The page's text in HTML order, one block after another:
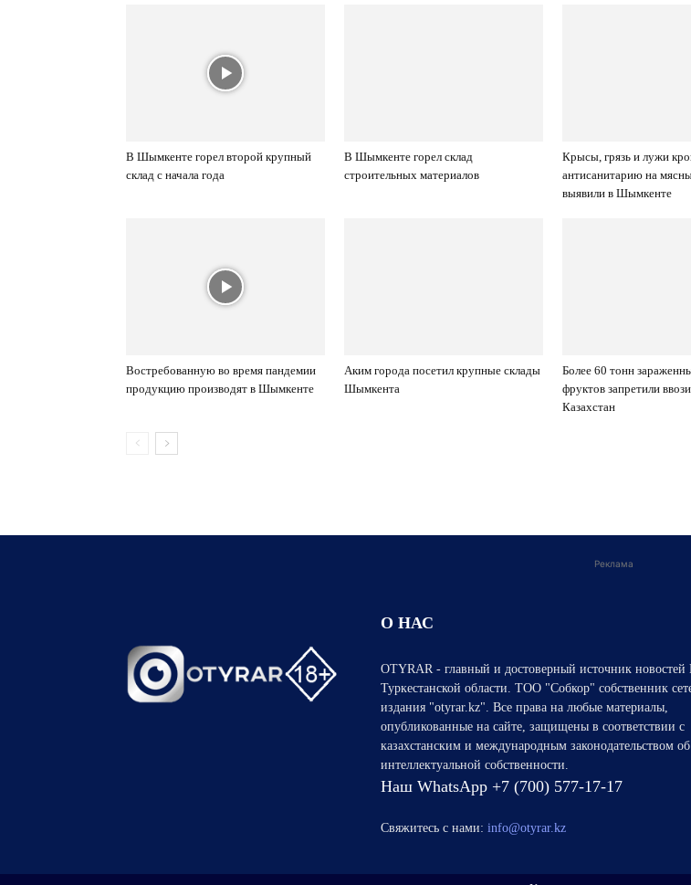
В Шымкенте горел второй крупный
склад с начала года
В Шымкенте горел склад
строительных материалов
Крысы, грязь и лужи
антисанитарию на
выявили в Шымкенте
Востребованную во время пандемии
продукцию производят в Шымкенте
Аким города посетил крупные склады
Шымкента
Более 60 тонн
фруктов запретили
Казахстан
Реклама
О НАС
OTYRAR - главный и достоверный источник
Туркестанской области. ТОО "Собкор" собственник
издания "otyrar.kz". Все права на любые материалы,
опубликованные на сайте, защищены в соответствии с
казахстанским и международным законодательством об
интеллектуальной собственности.
Наш WhatsApp +7 (700) 577-17-17
Свяжитесь с нами: info@otyrar.kz